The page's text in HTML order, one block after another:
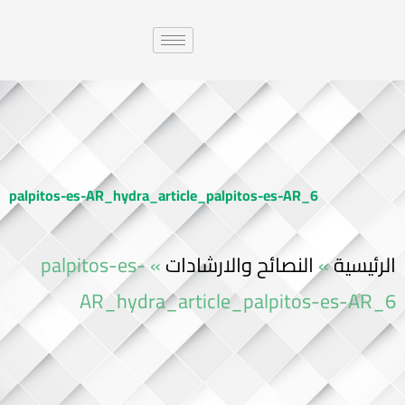
palpitos-es-AR_hydra_article_palpitos-es-AR_6
الرئيسية»النصائح والارشادات»
palpitos-es-
AR_hydra_article_palpitos-es-AR_6